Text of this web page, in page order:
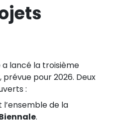
a lancé la troisième
prévue pour 2026. Deux
:
de la
.